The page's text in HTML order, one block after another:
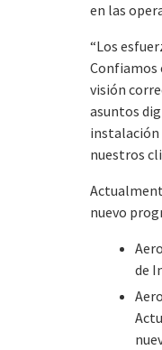
en las
“Los
Confiamos
visión
asuntos
instalación
nuestros
nuevo
de